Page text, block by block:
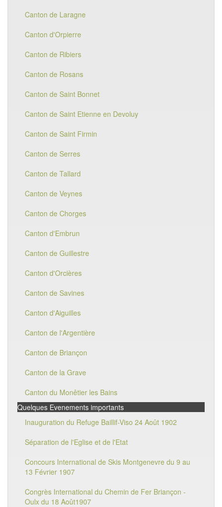
Canton de Laragne
Canton d'Orpierre
Canton de Ribiers
Canton de Rosans
Canton de Saint Bonnet
Canton de Saint Etienne en Devoluy
Canton de Saint Firmin
Canton de Serres
Canton de Tallard
Canton de Veynes
Canton de Chorges
Canton d'Embrun
Canton de Guillestre
Canton d'Orcières
Canton de Savines
Canton d'Aiguilles
Canton de l'Argentière
Canton de Briançon
Canton de la Grave
Canton du Monêtier les Bains
Quelques Evenements importants
Inauguration du Refuge Baillif-Viso 24 Août 1902
Séparation de l'Eglise et de l'Etat
Concours International de Skis Montgenevre du 9 au
13 Février 1907
Congrès International du Chemin de Fer Briançon -
Oulx du 18 Août1907